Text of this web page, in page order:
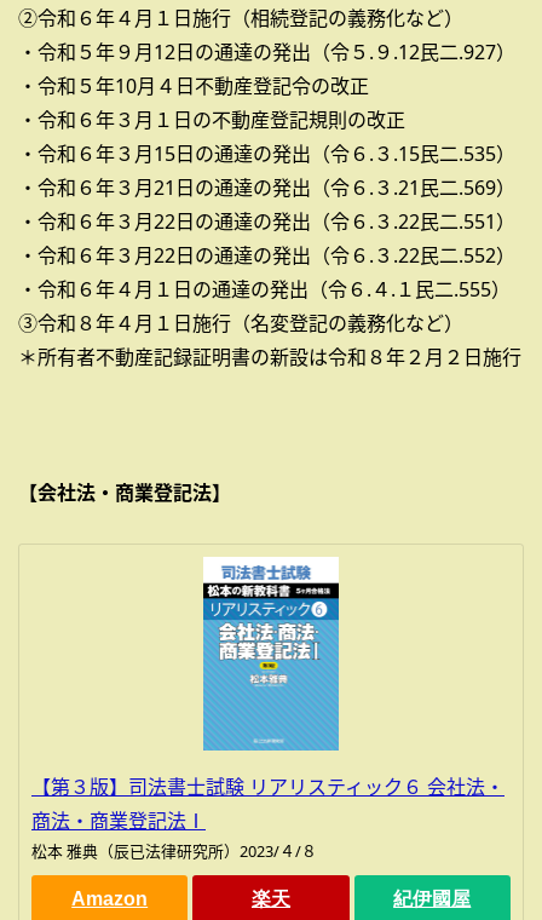
②令和６年４月１日施行（相続登記の義務化など）
・令和５年９月12日の通達の発出（令５.９.12民二.927）
・令和５年10月４日不動産登記令の改正
・令和６年３月１日の不動産登記規則の改正
・令和６年３月15日の通達の発出（令６.３.15民二.535）
・令和６年３月21日の通達の発出（令６.３.21民二.569）
・令和６年３月22日の通達の発出（令６.３.22民二.551）
・令和６年３月22日の通達の発出（令６.３.22民二.552）
・令和６年４月１日の通達の発出（令６.４.１民二.555）
③令和８年４月１日施行（名変登記の義務化など）
＊所有者不動産記録証明書の新設は令和８年２月２日施行
【会社法・商業登記法】
【第３版】司法書士試験 リアリスティック６ 会社法・
商法・商業登記法Ⅰ
松本 雅典（辰已法律研究所）2023/４/８
Amazon 楽天 紀伊國屋